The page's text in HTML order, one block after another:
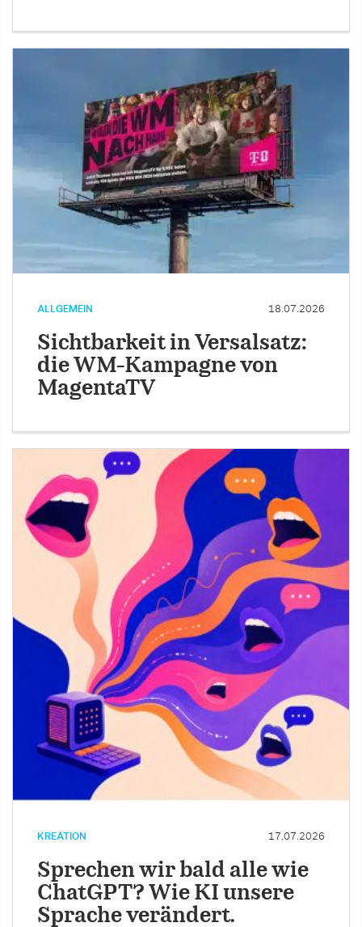
ALLGEMEIN 18.07.2026
Sichtbarkeit in Versalsatz:
die WM-Kampagne von
MagentaTV
KREATION 17.07.2026
Sprechen wir bald alle wie
ChatGPT? Wie KI unsere
Sprache verändert.